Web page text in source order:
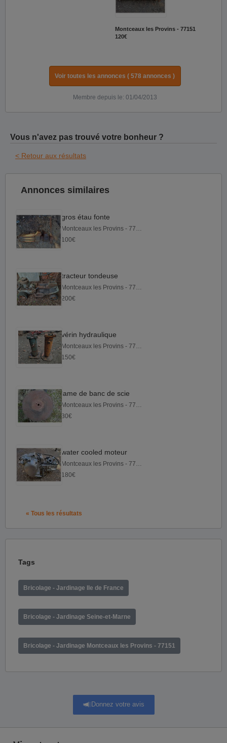
Montceaux les Provins - 77151
120€
Voir toutes les annonces ( 578 annonces )
Membre depuis le: 01/04/2013
Vous n'avez pas trouvé votre bonheur ?
< Retour aux résultats
Annonces similaires
gros étau fonte
Montceaux les Provins - 77151
100€
tracteur tondeuse
Montceaux les Provins - 77151
200€
vérin hydraulique
Montceaux les Provins - 77151
150€
lame de banc de scie
Montceaux les Provins - 77151
30€
water cooled moteur
Montceaux les Provins - 77151
180€
« Tous les résultats
Tags
Bricolage - Jardinage Ile de France
Bricolage - Jardinage Seine-et-Marne
Bricolage - Jardinage Montceaux les Provins - 77151
Donnez votre avis